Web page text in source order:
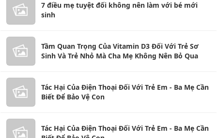
7 điều mẹ tuyệt đối không nên làm với bé mới
sinh
Tầm Quan Trọng Của Vitamin D3 Đối Với Trẻ Sơ
Sinh Và Trẻ Nhỏ Mà Cha Mẹ Không Nên Bỏ Qua
Tác Hại Của Điện Thoại Đối Với Trẻ Em - Ba Mẹ Cần
Biết Để Bảo Vệ Con
Tác Hại Của Điện Thoại Đối Với Trẻ Em - Ba Mẹ Cần